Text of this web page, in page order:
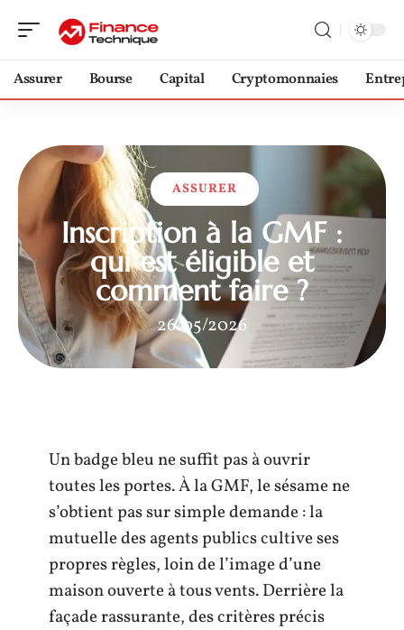
Assurer Bourse Capital Cryptomonnaies
ASSURER
Inscription à la GMF :
qui est éligible et
comment faire ?
26/05/2026
Un badge bleu ne suffit pas à ouvrir
toutes les portes. À la GMF, le sésame ne
s’obtient pas sur simple demande : la
mutuelle des agents publics cultive ses
propres règles, loin de l’image d’une
maison ouverte à tous vents. Derrière la
façade rassurante, des critères précis